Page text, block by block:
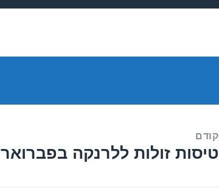
קודם
הפוסט
טיסות זולות ללרנקה בפברואר 23/02/2017